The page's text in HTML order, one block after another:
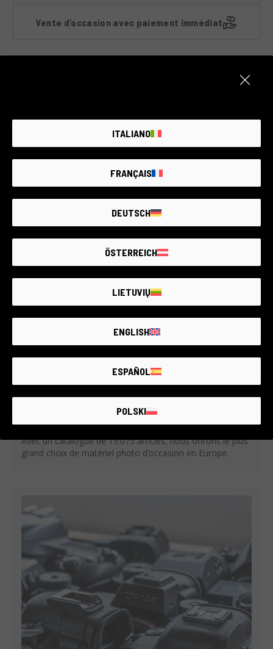
Vente d’occasion avec paiement immédiat
Nos chiffres
APPAREILS PHOTO ET OBJECTIFS D’OCCASION.
Avec un catalogue de 19.075 articles, nous offrons le plus
grand choix de matériel photo d’occasion en Europe.
ITALIANO
FRANÇAIS
DEUTSCH
ÖSTERREICH
LIETUVIŲ
ENGLISH
ESPAÑOL
POLSKI